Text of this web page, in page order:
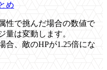
め
性で挑んだ場合の数値で
量は変動します。
、敵のHPが1.25倍にな